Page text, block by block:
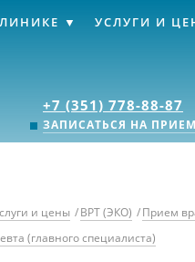
+7 (351) 778-88-87
ЗАПИСАТЬСЯ НА ПРИЕМ
УСЛУГИ И
и цены /ВРТ (ЭКО) /Прием
(главного специалиста)